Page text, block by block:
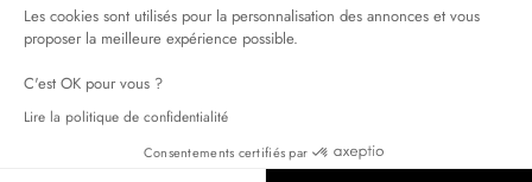
Les cookies sont utilisés pour la personnalisation des annonces et vous
proposer la meilleure expérience possible.
C'est OK pour vous ?
Lire la politique de confidentialité
Consentements certifiés par